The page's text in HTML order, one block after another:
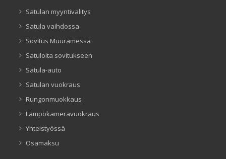
Satulan myyntivälitys
Satula vaihdossa
Sovitus Muuramessa
Satuloita sovitukseen
Satula-auto
Satulan vuokraus
Rungonmuokkaus
Lämpökameravuokraus
Yhteistyössä
Osamaksu